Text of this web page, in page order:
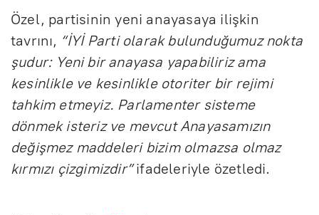
Özel, partisinin yeni anayasaya ilişkin
tavrını, “İYİ Parti olarak bulunduğumuz nokta
şudur: Yeni bir anayasa yapabiliriz ama
kesinlikle ve kesinlikle otoriter bir rejimi
tahkim etmeyiz. Parlamenter sisteme
dönmek isteriz ve mevcut Anayasamızın
değişmez maddeleri bizim olmazsa olmaz
kırmızı çizgimizdir”ifadeleriyle özetledi.